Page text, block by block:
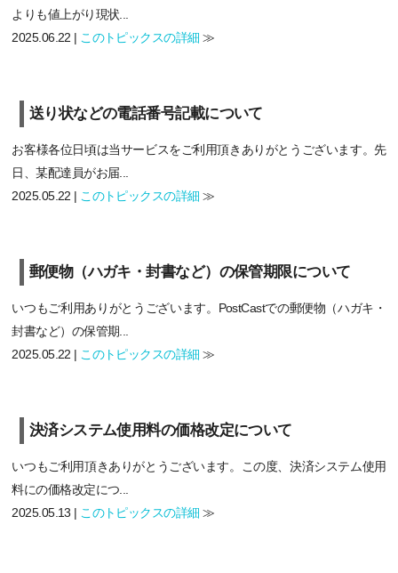
よりも値上がり現状...
2025.06.22 | このトピックスの詳細 ≫
送り状などの電話番号記載について
お客様各位日頃は当サービスをご利用頂きありがとうございます。先
日、某配達員がお届...
2025.05.22 | このトピックスの詳細 ≫
郵便物（ハガキ・封書など）の保管期限について
いつもご利用ありがとうございます。PostCastでの郵便物（ハガキ・
封書など）の保管期...
2025.05.22 | このトピックスの詳細 ≫
決済システム使用料の価格改定について
いつもご利用頂きありがとうございます。この度、決済システム使用
料にの価格改定につ...
2025.05.13 | このトピックスの詳細 ≫